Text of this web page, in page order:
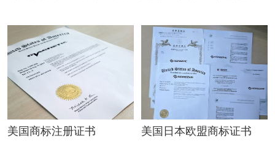
澳门商标注册所需时间：顺利的情况
下，要8～10个月。澳门商标公告期
为：90天。
表人盖章,不必公证)(此委托书系概括委
任,往后相同申请人如委由本所办理其
他商标案件皆不必再检附委托
美国商标注册证书 美国日本欧盟商标证书